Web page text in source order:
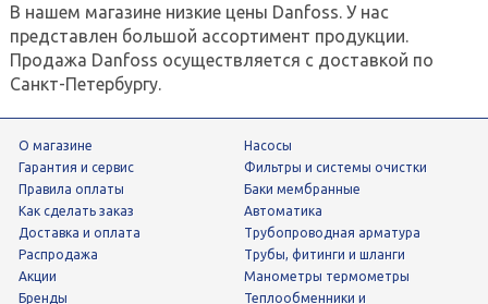
В нашем магазине низкие цены Danfoss. У нас
представлен большой ассортимент продукции.
Продажа Danfoss осуществляется с доставкой по
Санкт-Петербургу.
О магазине
Гарантия и сервис
Правила оплаты
Как сделать заказ
Доставка и оплата
Распродажа
Акции
Бренды
Насосы
фильтры и системы очистки
Баки мембранные
Автоматика
трубопроводная арматура
трубы, фитинги и шланги
манометры термометры
теплообменники и